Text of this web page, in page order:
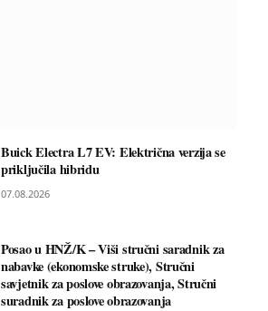
Buick Electra L7 EV: Električna verzija se
priključila hibridu
07.08.2026
Posao u HNŽ/K – Viši stručni saradnik za
nabavke (ekonomske struke), Stručni
savjetnik za poslove obrazovanja, Stručni
suradnik za poslove obrazovanja